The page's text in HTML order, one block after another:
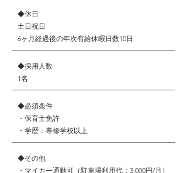
◆休日
土日祝日
6ヶ月経過後の年次有給休暇日数10日
◆採用人数
1名
◆必須条件
・保育士免許
​・学歴：専修学校以上
◆その他
​・マイカー通勤可（駐車場利用代：3,000円/月）